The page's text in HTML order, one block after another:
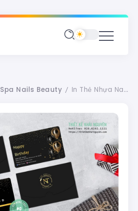
Spa Nails Beauty / In Thẻ Nhựa Nails Spa – Gift Card Có Bao Thư